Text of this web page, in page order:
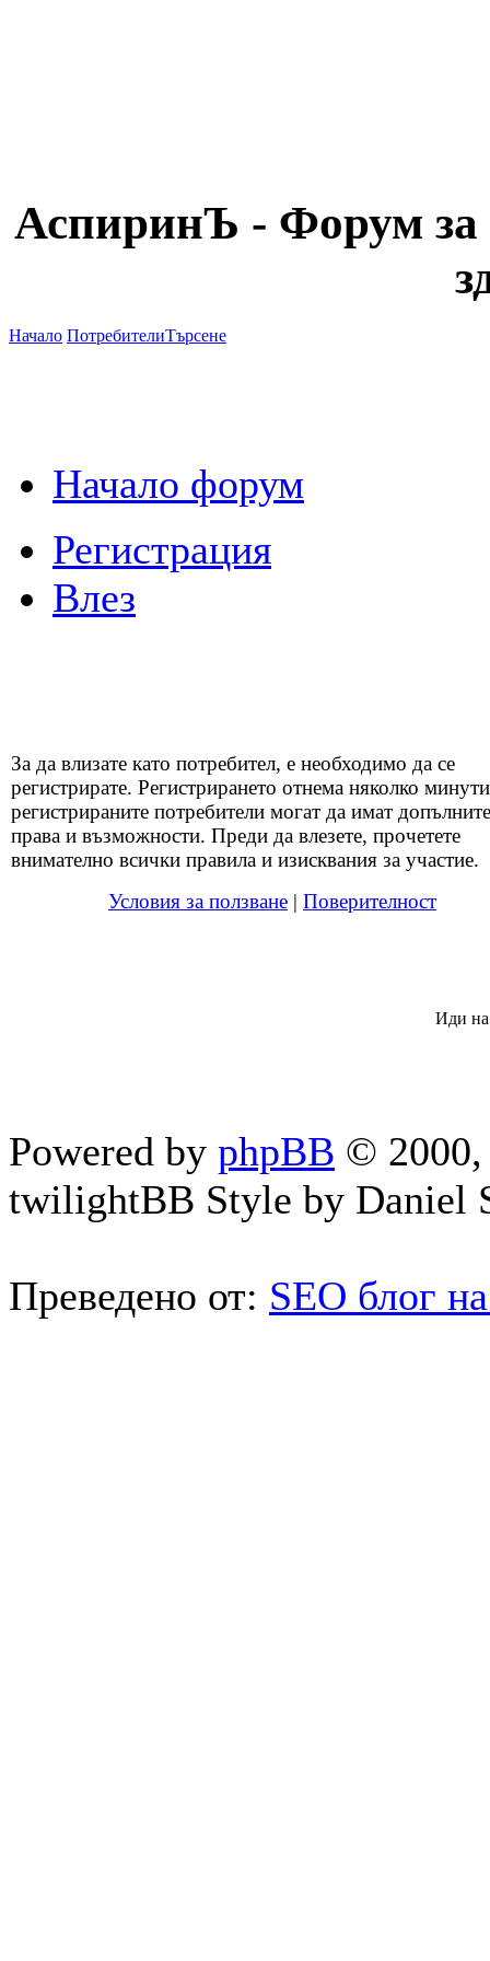
АспиринЪ - Форум за
Начало ПотребителиТърсене
Начало форум
Регистрация
Влез
За да влизате като потребител, е необходимо да се
регистрирате. Регистрирането отнема няколко
регистрираните потребители могат да имат
права и възможности. Преди да влезете, прочетете
внимателно всички правила и изисквания за участие.
Условия за ползване | Поверителност
Иди
Powered by phpBB © 2000,
twilightBB Style by Daniel
Преведено от: SEO блог